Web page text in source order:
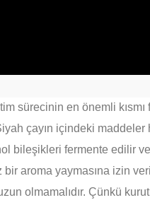
sürecinin en önemli kısmı
çayın içindeki
bileşikleri fermente edilir
bir aroma yaymasına izin
olmamalıdır. Çünkü